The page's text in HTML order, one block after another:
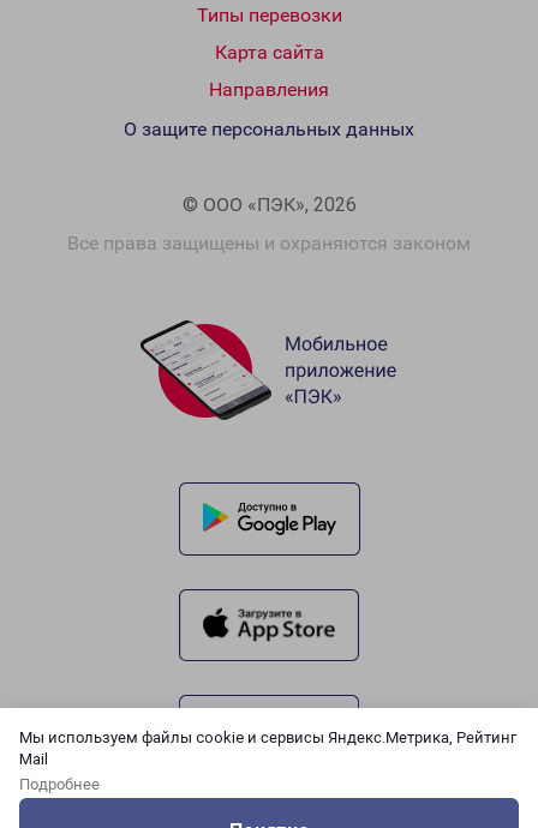
Мы используем файлы cookie и сервисы Яндекс.Метрика, Рейтинг
Mail
Подробнее
Типы перевозки
Карта сайта
Направления
© ООО «ПЭК», 2026
Все права защищены и охраняются законом
О защите персональных данных